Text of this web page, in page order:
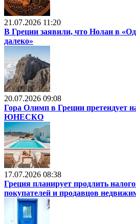
21.07.2026 11:20
В Греции заявили, что Нолан в
далеко»
20.07.2026 09:08
Гора Олимп в Греции претендует
ЮНЕСКО
17.07.2026 08:38
Греция планирует продлить
покупателей и продавцов